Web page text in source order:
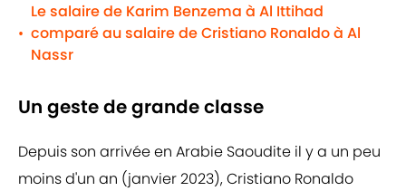
•
Le salaire de Karim Benzema à Al Ittihad
comparé au salaire de Cristiano Ronaldo à Al
Nassr
Un geste de grande classe
Depuis son arrivée en Arabie Saoudite il y a un peu
moins d'un an (janvier 2023), Cristiano Ronaldo